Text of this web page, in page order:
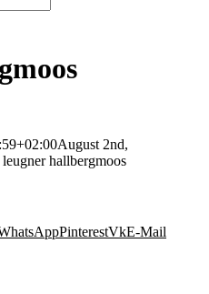
August 2nd,
hallbergmoos
PinterestVkE-Mail